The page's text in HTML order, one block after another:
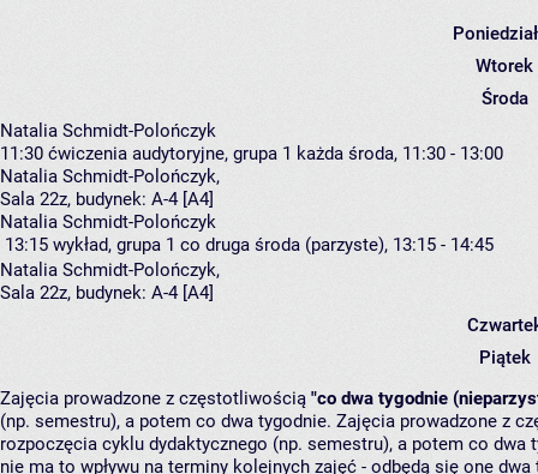
Wtorek
Środa
Natalia Schmidt-Polończyk
11:30 ćwiczenia audytoryjne, grupa 1 każda środa, 11:30 - 13:00
Natalia Schmidt-Polończyk,
Sala 22z, budynek: A-4 [A4]
Natalia Schmidt-Polończyk
13:15 wykład, grupa 1 co druga środa (parzyste), 13:15 - 14:45
Natalia Schmidt-Polończyk,
Sala 22z, budynek: A-4 [A4]
Piątek
Zajęcia prowadzone z częstotliwością "co dwa tygodnie
(np. semestru), a potem co dwa tygodnie. Zajęcia prowadzone z
rozpoczęcia cyklu dydaktycznego (np. semestru), a potem co
nie ma to wpływu na terminy kolejnych zajęć - odbędą się one